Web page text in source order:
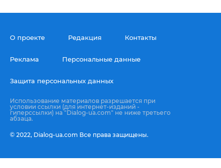
О проекте Редакция Контакты
Реклама Персональные данные
Защита персональных данных
Использование материалов разрешается при
условии ссылки (для интернет-изданий -
гиперссылки) на "Dialog-ua.com" не ниже третьего
абзаца.
© 2022, Dialog-ua.сom Все права защищены.